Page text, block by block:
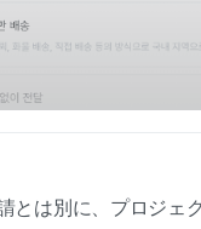
とは別に、プロジェ